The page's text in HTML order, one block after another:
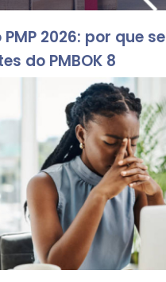
2026: por que se
do PMBOK 8